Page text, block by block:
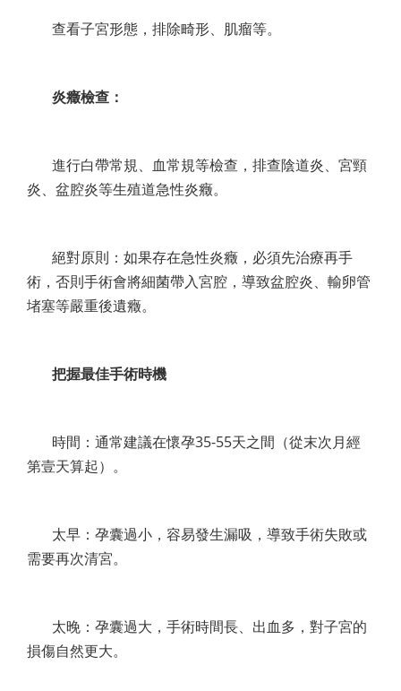
查看子宮形態，排除畸形、肌瘤等。
炎癥檢查：
進行白帶常規、血常規等檢查，排查陰道炎、宮頸
炎、盆腔炎等生殖道急性炎癥。
絕對原則：如果存在急性炎癥，必須先治療再手
術，否則手術會將細菌帶入宮腔，導致盆腔炎、輸卵管
堵塞等嚴重後遺癥。
把握最佳手術時機
時間：通常建議在懷孕35-55天之間（從末次月經
第壹天算起）。
太早：孕囊過小，容易發生漏吸，導致手術失敗或
需要再次清宮。
太晚：孕囊過大，手術時間長、出血多，對子宮的
損傷自然更大。